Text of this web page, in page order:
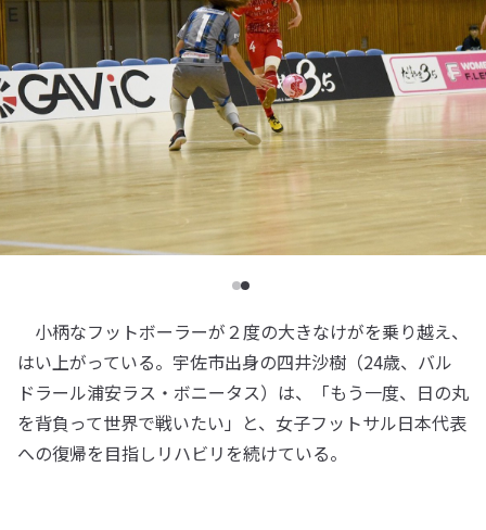
小柄なフットボーラーが２度の大きなけがを乗り越え、
はい上がっている。宇佐市出身の四井沙樹（24歳、バル
ドラール浦安ラス・ボニータス）は、「もう一度、日の丸
を背負って世界で戦いたい」と、女子フットサル日本代表
への復帰を目指しリハビリを続けている。